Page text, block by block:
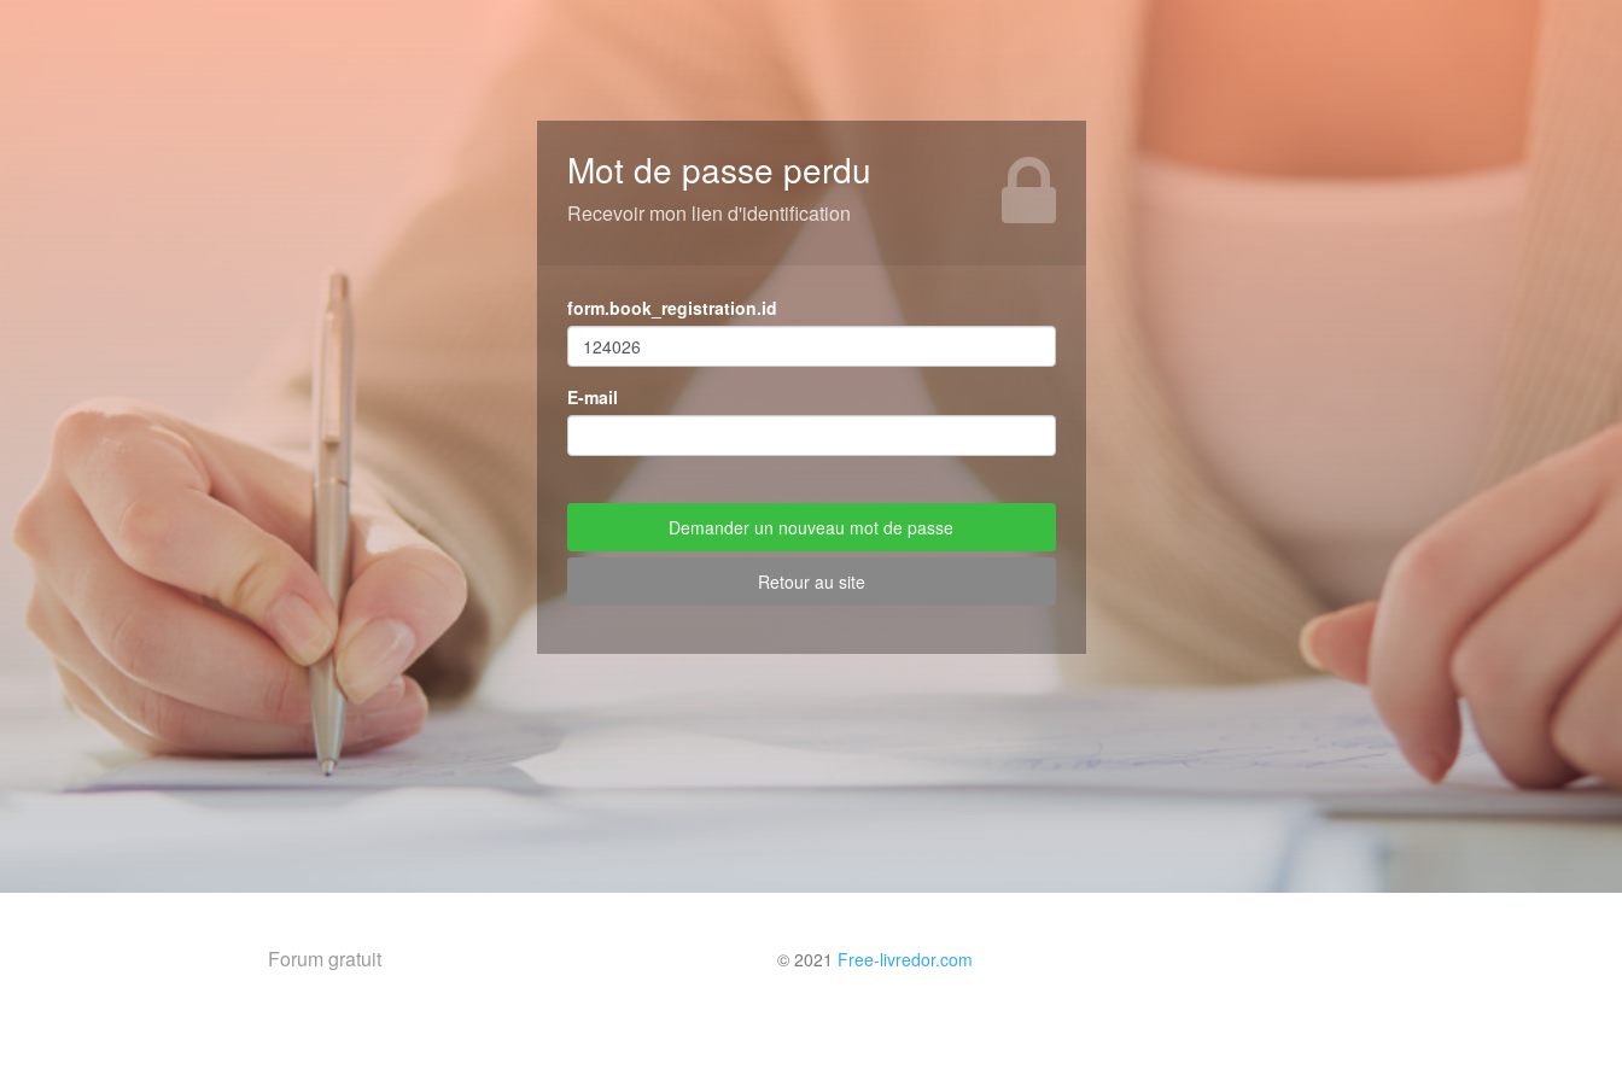
Mot de passe perdu
Recevoir mon lien d'identification
form.book_registration.id
E-mail
Retour au site
Forum gratuit © 2021 Free-livredor.com